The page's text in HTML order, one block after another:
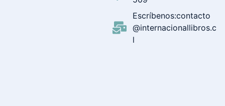
Escríbenos:contacto
@internacionallibros.c
l